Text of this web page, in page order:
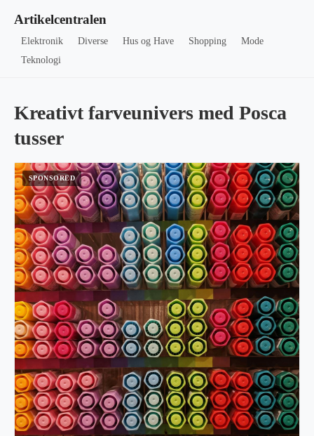
Artikelcentralen
Elektronik Diverse Hus og Have Shopping
Mode
Teknologi
Kreativt farveunivers med Posca
tusser